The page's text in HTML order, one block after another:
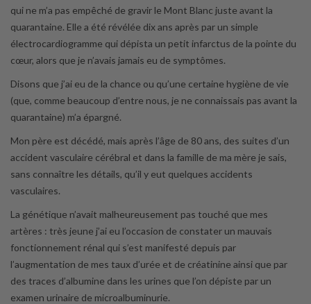
qui ne m’a pas empêché de gravir le Mont Blanc juste avant la
quarantaine. Elle a été révélée dix ans après par un simple
électrocardiogramme qui dépista un petit infarctus de la pointe du
cœur, alors que je n’avais jamais eu de symptômes.
Disons que j’ai eu de la chance ou qu’une certaine hygiène de vie
(que, comme beaucoup d’entre nous, je ne connaissais pas avant la
quarantaine) m’a épargné.
Mon père est décédé, mais après l’âge de 80 ans, des suites d’un
accident vasculaire cérébral et dans la famille de ma mère je sais,
sans connaître les détails, qu’il y eut quelques accidents
vasculaires.
La génétique n’avait malheureusement pas touché que mes
artères : très jeune j’ai eu l’occasion de constater un mauvais
fonctionnement rénal qui s’est manifesté depuis par
l’augmentation de mes taux d’urée et de créatinine ainsi que par
des traces d’albumine dans les urines que l’on dépiste par un
examen urinaire de microalbuminurie.